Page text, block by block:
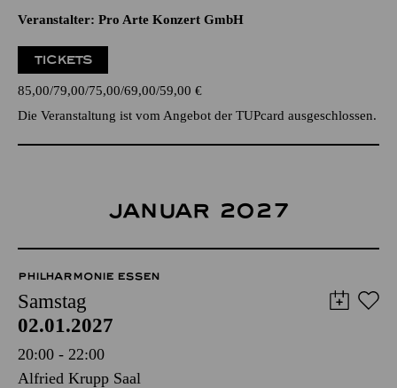
Veranstalter: Pro Arte Konzert GmbH
TICKETS
85,00 79,00 75,00 69,00 59,00 €
Die Veranstaltung ist vom Angebot der TUPcard ausgeschlossen.
JANUAR 2027
PHILHARMONIE ESSEN
Samstag
02.01.2027
20:00 - 22:00
Alfried Krupp Saal